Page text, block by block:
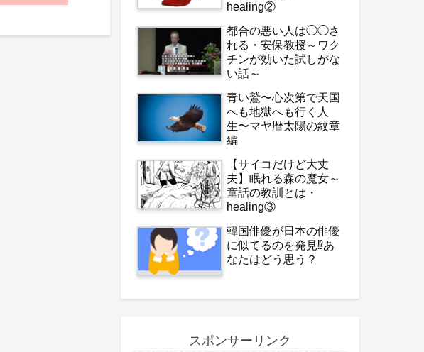
healing②
都合の悪い人は◯◯さ
れる・安保教授～ワク
チンが効いた試しがな
い話～
青い鷲〜心次第で天国
へも地獄へも行く人
生〜マヤ暦太陽の紋章
編
【サイコだけど大丈
夫】眠れる森の魔女～
童話の教訓とは・
healing③
韓国俳優が日本の俳優
に似てるのを発見⁉️あ
なたはどう思う？
スポンサーリンク